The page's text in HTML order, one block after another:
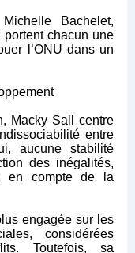
Bachelet,
portent chacun une
l’ONU dans un
Macky Sall centre
entre
aucune stabilité
des inégalités,
en compte de la
engagée sur les
considérées
Toutefois, sa